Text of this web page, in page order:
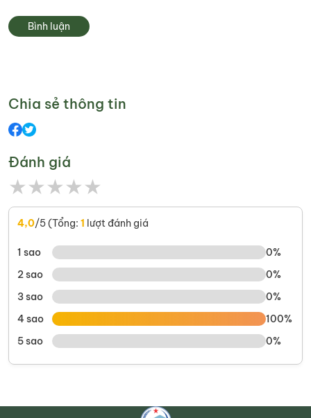
Bình luận
Chia sẻ thông tin
Đánh giá
★★★★★
4,0/5 (Tổng: 1 lượt đánh giá
1 sao
0%
2 sao
0%
3 sao
0%
4 sao
100%
5 sao
0%